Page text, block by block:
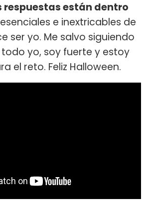
respuestas están dentro
e inextricables de
ser yo. Me salvo siguiendo
yo, soy fuerte y estoy
el reto. Feliz Halloween.